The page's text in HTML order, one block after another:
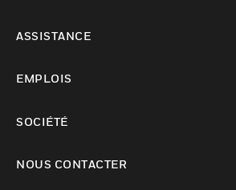
ASSISTANCE
EMPLOIS
SOCIÉTÉ
NOUS CONTACTER